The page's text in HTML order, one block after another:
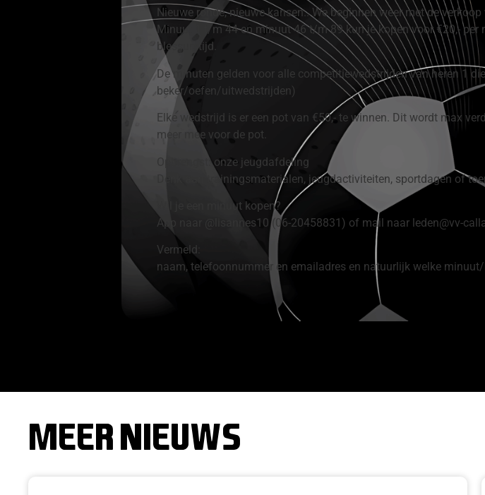
Nieuwe ronde, nieuwe kansen.. We beginnen weer met de
Minuut 1 t/m 44 en minuut 46 t/m 89 kun je kopen voor €20,- per
blessuretijd.
De minuten gelden voor alle competitiewedstrijden van heren 1
beker/oefen/uitwedstrijden)
Elke wedstrijd is er een pot van €50,- te winnen. Dit wordt max
meer mee voor de pot.
Opbrengst: onze jeugdafdeling
Denk aan trainingsmaterialen, jeugdactiviteiten, sportdagen of
Wil je een minuut kopen?
App naar @lisannes10 (06-20458831) of mail naar leden@vv-
Vermeld:
naam, telefoonnummer en emailadres en natuurlijk welke minuut/
Meer nieuws